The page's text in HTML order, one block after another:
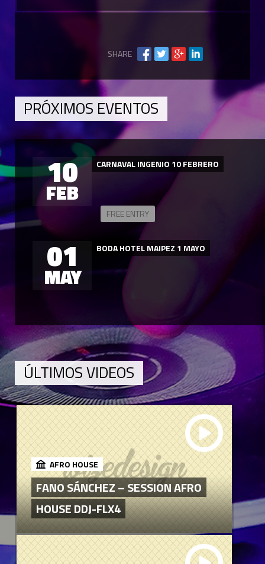
SHARE
PRÓXIMOS EVENTOS
10
FEB
CARNAVAL INGENIO 10 FEBRERO
FREE ENTRY
01
MAY
BODA HOTEL MAIPEZ 1 MAYO
ÚLTIMOS VIDEOS
AFRO HOUSE
FANO SÁNCHEZ – SESSION AFRO
HOUSE DDJ-FLX4